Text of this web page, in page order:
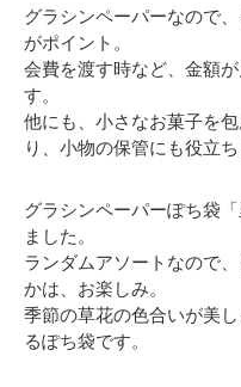
グラシンペーパーなので
がポイント。
会費を渡す時など、金額
す。
他にも、小さなお菓子を
り、小物の保管にも役立ち
グラシンペーパーぽち袋
ました。
ランダムアソートなので
かは、お楽しみ。
季節の草花の色合いが美
るぽち袋です。